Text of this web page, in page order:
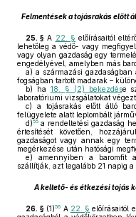
Felmentések a tojásrakás előtt
25. § A 22. § előírásaitól
lehetőleg a védő- vagy
vagy olyan gazdaság egy
engedélyével, amelyben más
a) a származási gazdaságban
fogságban tartott madarak –
b) ha 18. § (2) bekezdése
laboratóriumi vizsgálatokat
c) a tojásrakás előtt álló
felügyelete alatt leplombált
d)55 a rendeltetési gazdaság
értesítését követően,
gazdaságot vagy annak egy
megérkezése után hatósági
e) amennyiben a baromfit
szállítják, azt legalább 21 napig
A keltető- és étkezési tojás
26. § (1)56 A 22. § előírásaitól